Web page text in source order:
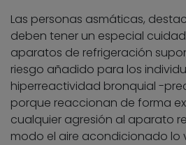
Las personas asmáticas,
deben tener un especial
aparatos de refrigeración
riesgo añadido para los
hiperreactividad bronquial -
porque reaccionan de forma
cualquier agresión al aparato
modo el aire acondicionado lo